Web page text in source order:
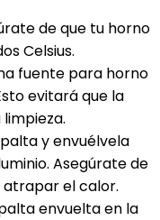
de que tu horno
Celsius.
fuente para horno
evitará que la
y envuélvela
Asegúrate de
atrapar el calor.
envuelta en la